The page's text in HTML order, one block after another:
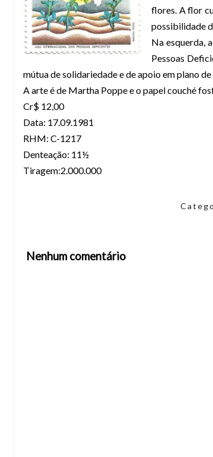
flores. A flor
possibilidade
Na esquerda,
Pessoas
mútua de solidariedade e de apoio em plano
A arte é de Martha Poppe e o papel couché
Cr$ 12,00
Data: 17.09.1981
RHM: C-1217
Denteação: 11½
Tiragem:2.000.000
Nenhum comentário